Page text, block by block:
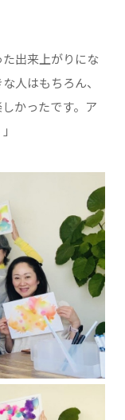
出来上がりにな
人はもちろん、
かったです。ア